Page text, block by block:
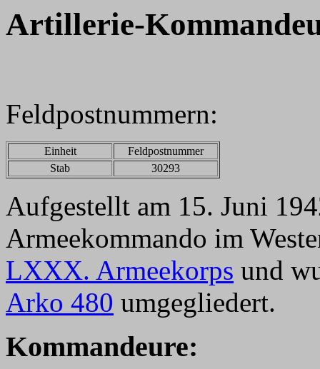
Artillerie-
Feldpostnummern:
Einheit
Feldpostnummer
Stab
30293
Aufgestellt am 15. Juni
Armeekommando im
LXXX. Armeekorps und
Arko 480 umgegliedert.
Kommandeure: